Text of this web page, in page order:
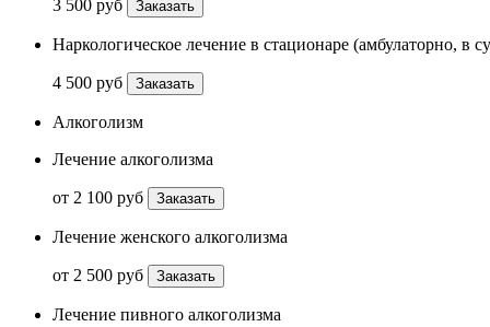
3 500 руб Заказать
Наркологическое лечение в стационаре (амбулаторно, в
4 500 руб Заказать
Алкоголизм
Лечение алкоголизма
от 2 100 руб Заказать
Лечение женского алкоголизма
от 2 500 руб Заказать
Лечение пивного алкоголизма